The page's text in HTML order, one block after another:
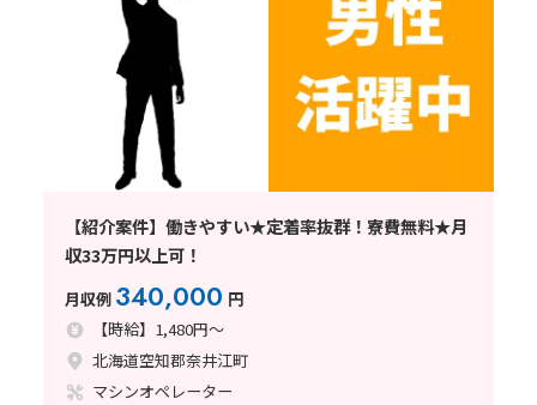
【紹介案件】働きやすい★定着率抜群！寮費無料★月
収33万円以上可！
月収例 340,000 円
【時給】1,480円～
北海道空知郡奈井江町
マシンオペレーター